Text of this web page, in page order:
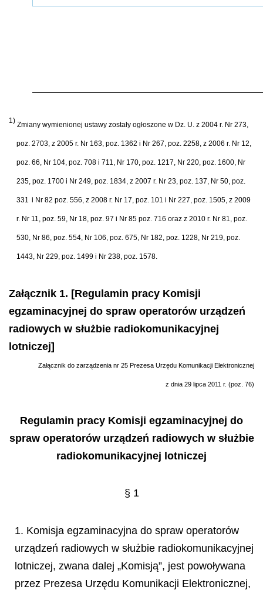
1) Zmiany wymienionej ustawy zostały ogłoszone w Dz. U. z 2004 r. Nr 273,
poz. 2703, z 2005 r. Nr 163, poz. 1362 i Nr 267, poz. 2258, z 2006 r. Nr 12,
poz. 66, Nr 104, poz. 708 i 711, Nr 170, poz. 1217, Nr 220, poz. 1600, Nr
235, poz. 1700 i Nr 249, poz. 1834, z 2007 r. Nr 23, poz. 137, Nr 50, poz.
331 i Nr 82 poz. 556, z 2008 r. Nr 17, poz. 101 i Nr 227, poz. 1505, z 2009
r. Nr 11, poz. 59, Nr 18, poz. 97 i Nr 85 poz. 716 oraz z 2010 r. Nr 81, poz.
530, Nr 86, poz. 554, Nr 106, poz. 675, Nr 182, poz. 1228, Nr 219, poz.
1443, Nr 229, poz. 1499 i Nr 238, poz. 1578.
Załącznik 1. [Regulamin pracy Komisji
egzaminacyjnej do spraw operatorów urządzeń
radiowych w służbie radiokomunikacyjnej
lotniczej]
Załącznik do zarządzenia nr 25 Prezesa Urzędu Komunikacji Elektronicznej
z dnia 29 lipca 2011 r. (poz. 76)
Regulamin pracy Komisji egzaminacyjnej do
spraw operatorów urządzeń radiowych w służbie
radiokomunikacyjnej lotniczej
§ 1
1. Komisja egzaminacyjna do spraw operatorów
urządzeń radiowych w służbie radiokomunikacyjnej
lotniczej, zwana dalej „Komisją”, jest powoływana
przez Prezesa Urzędu Komunikacji Elektronicznej,